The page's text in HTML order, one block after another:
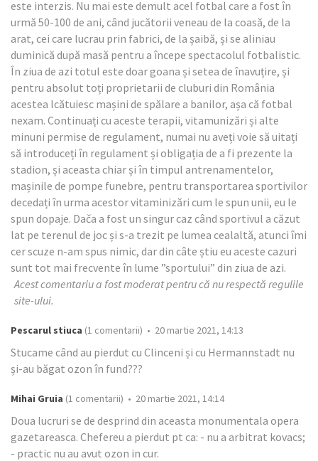
este interzis. Nu mai este demult acel fotbal care a fost în
urmă 50-100 de ani, când jucătorii veneau de la coasă, de la
arat, cei care lucrau prin fabrici, de la șaibă, și se aliniau
duminică după masă pentru a începe spectacolul fotbalistic.
În ziua de azi totul este doar goana și setea de înavuțire, și
pentru absolut toți proprietarii de cluburi din România
acestea lcătuiesc mașini de spălare a banilor, așa că fotbal
nexam. Continuați cu aceste terapii, vitamunizări și alte
minuni permise de regulament, numai nu aveți voie să uitați
să introduceți în regulament și obligația de a fi prezente la
stadion, și aceasta chiar și în timpul antrenamentelor,
mașinile de pompe funebre, pentru transportarea sportivilor
decedați în urma acestor vitaminizări cum le spun unii, eu le
spun dopaje. Dača a fost un singur caz când sportivul a căzut
lat pe terenul de joc și s-a trezit pe lumea cealaltă, atunci îmi
cer scuze n-am spus nimic, dar din câte știu eu aceste cazuri
sunt tot mai frecvente în lume ”sportului” din ziua de azi.
Acest comentariu a fost moderat pentru că nu respectă regulile
site-ului.
Pescarul stiuca (1 comentarii) • 20 martie 2021, 14:13
Stucame când au pierdut cu Clinceni și cu Hermannstadt nu
și-au băgat ozon în fund???
Mihai Gruia (1 comentarii) • 20 martie 2021, 14:14
Doua lucruri se de desprind din aceasta monumentala opera
gazetareasca. Chefereu a pierdut pt ca: - nu a arbitrat kovacs;
- practic nu au avut ozon in cur.